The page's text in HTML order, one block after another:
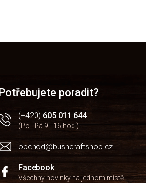
Potřebujete poradit?
(+420) 605 011 644
(Po - Pá 9 - 16 hod.)
obchod@bushcraftshop.cz
Facebook
Všechny novinky na jednom místě